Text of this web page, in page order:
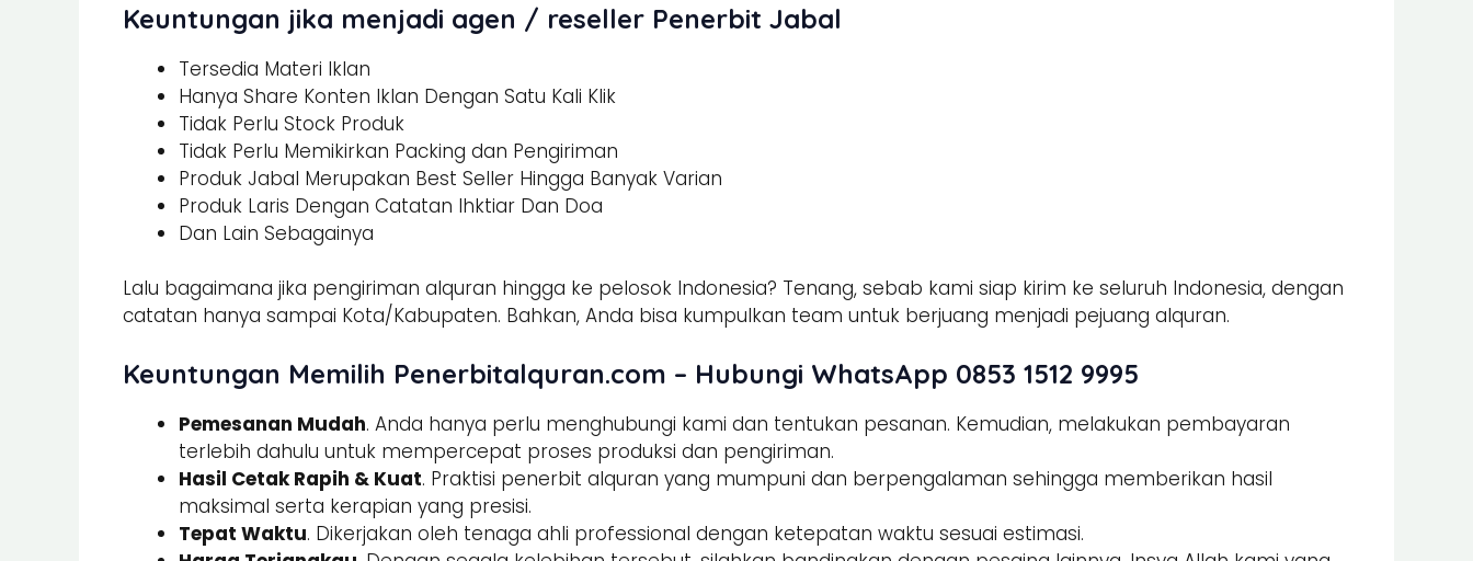
Keuntungan jika menjadi agen / reseller Penerbit Jabal
Tersedia Materi Iklan
Hanya Share Konten Iklan Dengan Satu Kali Klik
Tidak Perlu Stock Produk
Tidak Perlu Memikirkan Packing dan Pengiriman
Produk Jabal Merupakan Best Seller Hingga Banyak Varian
Produk Laris Dengan Catatan Ihktiar Dan Doa
Dan Lain Sebagainya
Lalu bagaimana jika pengiriman alquran hingga ke pelosok Indonesia? Tenang, sebab kami siap kirim ke seluruh Indonesia, dengan
catatan hanya sampai Kota/Kabupaten. Bahkan, Anda bisa kumpulkan team untuk berjuang menjadi pejuang alquran.
Keuntungan Memilih Penerbitalquran.com – Hubungi WhatsApp 0853 1512 9995
Pemesanan Mudah. Anda hanya perlu menghubungi kami dan tentukan pesanan. Kemudian, melakukan pembayaran
terlebih dahulu untuk mempercepat proses produksi dan pengiriman.
Hasil Cetak Rapih & Kuat. Praktisi penerbit alquran yang mumpuni dan berpengalaman sehingga memberikan hasil
maksimal serta kerapian yang presisi.
Tepat Waktu. Dikerjakan oleh tenaga ahli professional dengan ketepatan waktu sesuai estimasi.